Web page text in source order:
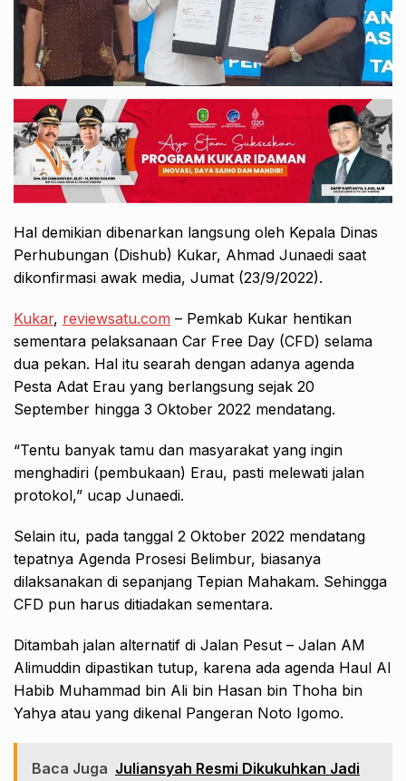
Hal demikian dibenarkan langsung oleh Kepala Dinas
Perhubungan (Dishub) Kukar, Ahmad Junaedi saat
dikonfirmasi awak media, Jumat (23/9/2022).
Kukar, reviewsatu.com – Pemkab Kukar hentikan
sementara pelaksanaan Car Free Day (CFD) selama
dua pekan. Hal itu searah dengan adanya agenda
Pesta Adat Erau yang berlangsung sejak 20
September hingga 3 Oktober 2022 mendatang.
“Tentu banyak tamu dan masyarakat yang ingin
menghadiri (pembukaan) Erau, pasti melewati jalan
protokol,” ucap Junaedi.
Selain itu, pada tanggal 2 Oktober 2022 mendatang
tepatnya Agenda Prosesi Belimbur, biasanya
dilaksanakan di sepanjang Tepian Mahakam. Sehingga
CFD pun harus ditiadakan sementara.
Ditambah jalan alternatif di Jalan Pesut – Jalan AM
Alimuddin dipastikan tutup, karena ada agenda Haul Al
Habib Muhammad bin Ali bin Hasan bin Thoha bin
Yahya atau yang dikenal Pangeran Noto Igomo.
Baca Juga Juliansyah Resmi Dikukuhkan Jadi